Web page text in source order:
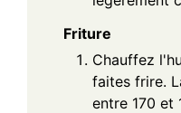
Friture
Chauffez
faites frire.
entre 170 et